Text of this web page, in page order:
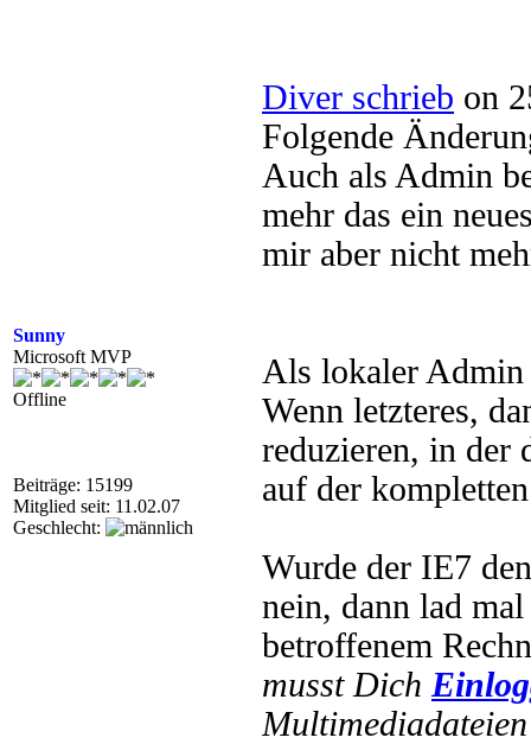
Sunny
Microsoft MVP
Offline
Beiträge: 15199
Mitglied seit: 11.02.07
Geschlecht:
Diver schrieb on
Folgende
Auch als Admin
mehr das ein
mir aber nicht
Als lokaler Admin
Wenn letzteres,
reduzieren, in der
auf der
Wurde der IE7
nein, dann lad
betroffenem
musst Dich